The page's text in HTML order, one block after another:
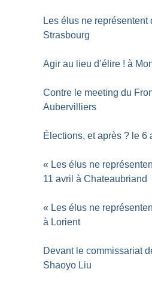
Les élus ne représentent
Strasbourg
Agir au lieu d’élire ! à
Contre le meeting du
Aubervilliers
Élections, et après ? le 6
« Les élus ne
11 avril à Chateaubriand
« Les élus ne
à Lorient
Devant le commissariat
Shaoyo Liu